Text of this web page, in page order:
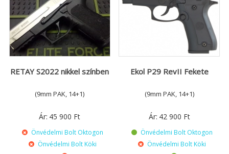
RETAY S2022 nikkel színben
(9mm PAK, 14+1)
Ár: 45 900 Ft
Önvédelmi Bolt Oktogon
Önvédelmi Bolt Köki
Ekol P29 RevII Fekete
(9mm PAK, 14+1)
Ár: 42 900 Ft
Önvédelmi Bolt Oktogon
Önvédelmi Bolt Köki